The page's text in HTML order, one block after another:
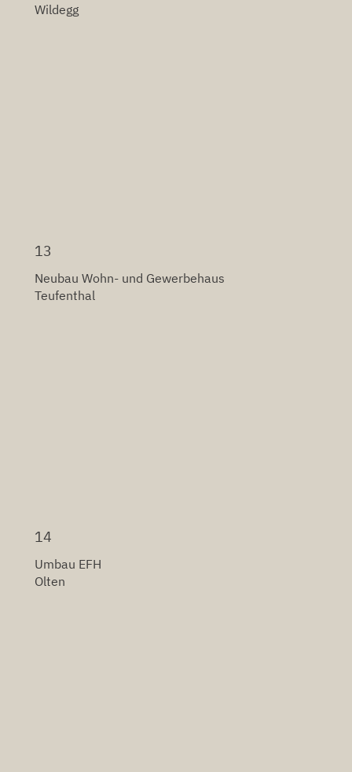
Wildegg
13
Neubau Wohn- und Gewerbehaus
Teufenthal
14
Umbau EFH
Olten